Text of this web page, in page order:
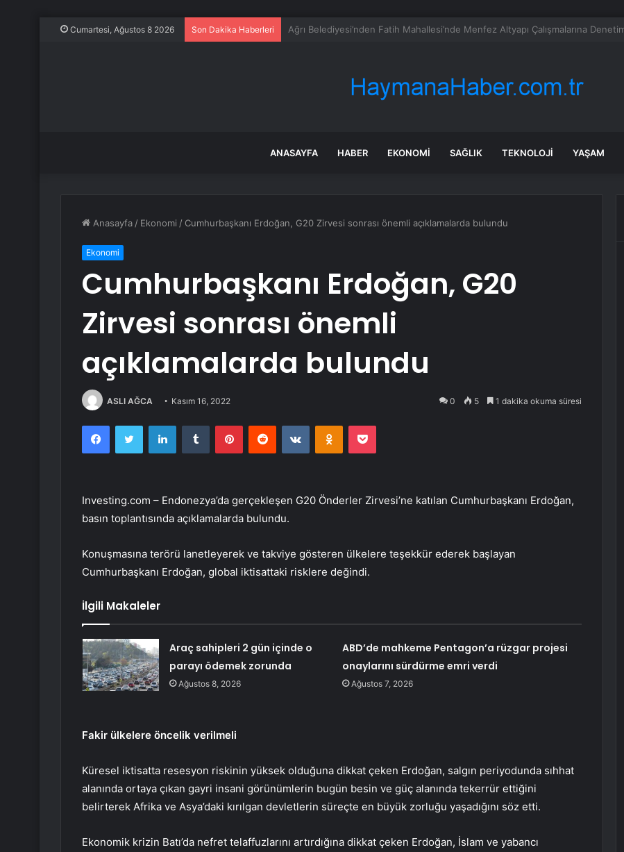
Cumartesi, Ağustos 8 2026 Son Dakika Haberleri Araç sahipleri 2 gün içinde o parayı ödemek zorunda
ANASAYFA HABER EKONOMI SAĞLIK TEKNOLOJI YAŞAM
Anasayfa / Ekonomi / Cumhurbaşkanı Erdoğan, G20 Zirvesi sonrası önemli açıklamalarda bulundu
Ekonomi
Cumhurbaşkanı Erdoğan, G20
Zirvesi sonrası önemli
açıklamalarda bulundu
ASLI AĞCA Kasım 16, 2022 0 5 1 dakika okuma süresi
FacebookTwitter LinkedInTumblr PinterestReddit VKontakteOdnoklassniki
Pocket
Investing.com – Endonezya’da gerçekleşen G20 Önderler Zirvesi’ne katılan Cumhurbaşkanı Erdoğan,
basın toplantısında açıklamalarda bulundu.
Konuşmasına terörü lanetleyerek ve takviye gösteren ülkelere teşekkür ederek başlayan
Cumhurbaşkanı Erdoğan, global iktisattaki risklere değindi.
İlgili Makaleler
Araç sahipleri 2 gün içinde o
parayı ödemek zorunda
Ağustos 8, 2026
ABD’de mahkeme Pentagon’a rüzgar projesi
onaylarını sürdürme emri verdi
Ağustos 7, 2026
Fakir ülkelere öncelik verilmeli
Küresel iktisatta resesyon riskinin yüksek olduğuna dikkat çeken Erdoğan, salgın periyodunda sıhhat
alanında ortaya çıkan gayri insani görünümlerin bugün besin ve güç alanında tekerrür ettiğini
belirterek Afrika ve Asya’daki kırılgan devletlerin süreçte en büyük zorluğu yaşadığını söz etti.
Ekonomik krizin Batı’da nefret telaffuzlarını artırdığına dikkat çeken Erdoğan, İslam ve yabancı